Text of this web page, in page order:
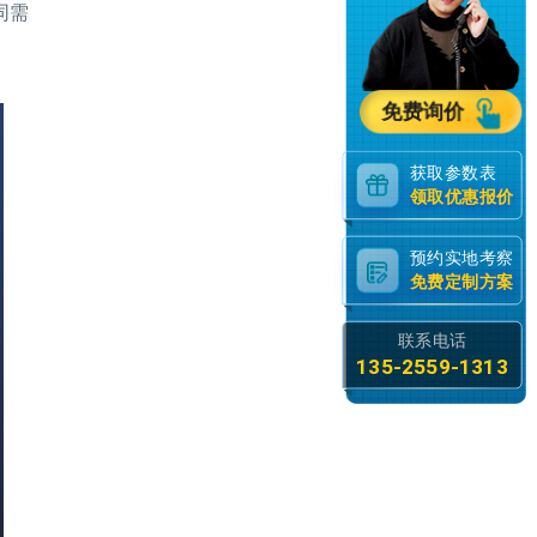
需
免费询价
获取参数表
领取优惠报价
预约实地考察
免费定制方案
联系电话
135-2559-1313